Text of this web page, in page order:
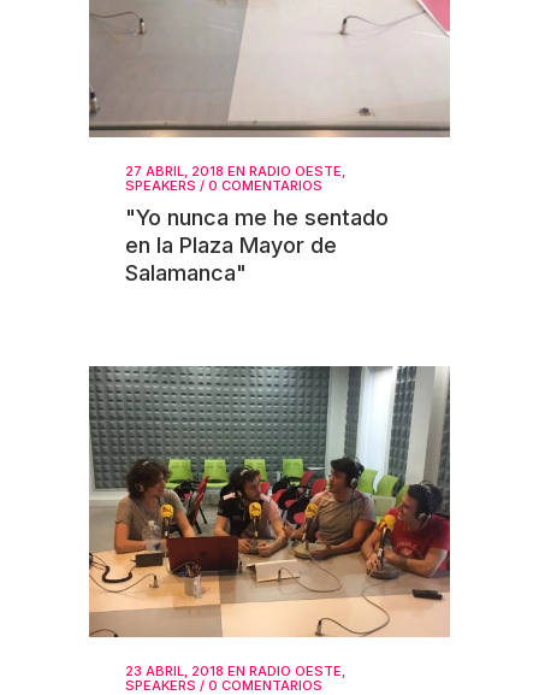
27 ABRIL, 2018 EN RADIO OESTE,
SPEAKERS / 0 COMENTARIOS
"Yo nunca me he sentado
en la Plaza Mayor de
Salamanca"
23 ABRIL, 2018 EN RADIO OESTE,
SPEAKERS / 0 COMENTARIOS